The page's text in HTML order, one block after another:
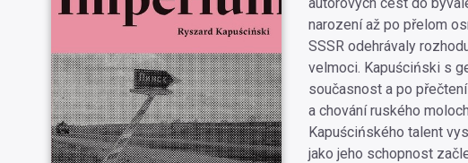
narození až po přelom
SSSR odehrávaly
velmoci. Kapuściński s
současnost a po
a chování ruského
Kapuścińského talent
jako jeho schopnost